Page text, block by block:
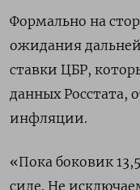
Формально на
ожидания
ставки ЦБР,
данных Росстата,
инфляции.
«Пока боковик
силе. Не